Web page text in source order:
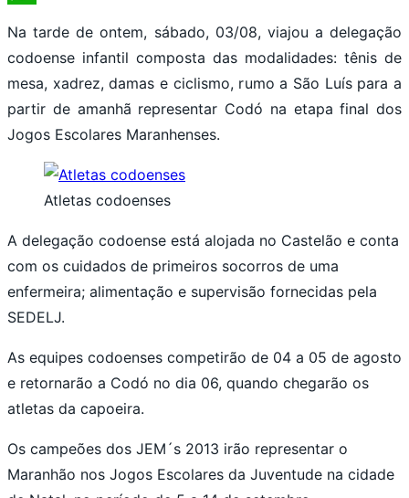
Na tarde de ontem, sábado, 03/08, viajou a delegação
codoense infantil composta das modalidades: tênis de
mesa, xadrez, damas e ciclismo, rumo a São Luís para a
partir de amanhã representar Codó na etapa final dos
Jogos Escolares Maranhenses.
Atletas codoenses
A delegação codoense está alojada no Castelão e conta
com os cuidados de primeiros socorros de uma
enfermeira; alimentação e supervisão fornecidas pela
SEDELJ.
As equipes codoenses competirão de 04 a 05 de agosto
e retornarão a Codó no dia 06, quando chegarão os
atletas da capoeira.
Os campeões dos JEM´s 2013 irão representar o
Maranhão nos Jogos Escolares da Juventude na cidade